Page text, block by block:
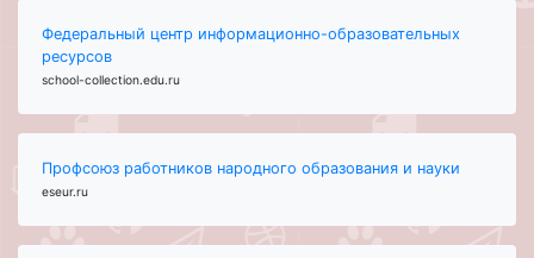
Федеральный центр информационно-образовательных
ресурсов
school-collection.edu.ru
Профсоюз работников народного образования и науки
eseur.ru